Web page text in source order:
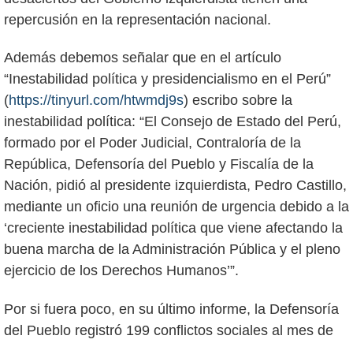
repercusión en la representación nacional.
Además debemos señalar que en el artículo
“Inestabilidad política y presidencialismo en el Perú”
(https://tinyurl.com/htwmdj9s) escribo sobre la
inestabilidad política: “El Consejo de Estado del Perú,
formado por el Poder Judicial, Contraloría de la
República, Defensoría del Pueblo y Fiscalía de la
Nación, pidió al presidente izquierdista, Pedro Castillo,
mediante un oficio una reunión de urgencia debido a la
‘creciente inestabilidad política que viene afectando la
buena marcha de la Administración Pública y el pleno
ejercicio de los Derechos Humanos’”.
Por si fuera poco, en su último informe, la Defensoría
del Pueblo registró 199 conflictos sociales al mes de